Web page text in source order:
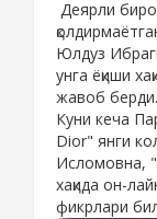
Деярли
Юлдуз
унга ёқиши
жавоб берди.
Куни кеча
Dior" янги
Исломовна,
хақида он-
фикрлари